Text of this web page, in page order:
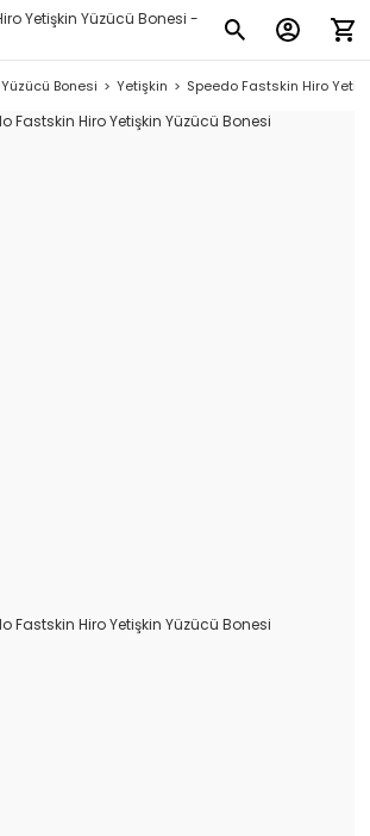
Yüzücü Bonesi Yetişkin Speedo Fastskin Hiro